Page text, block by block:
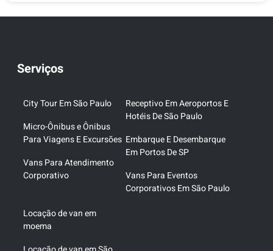
Serviços
City Tour Em São Paulo
Micro-Ônibus e Ônibus
Para Viagens E Excursões
Vans Para Atendimento
Corporativo
Receptivo Em Aeroportos E
Hotéis De São Paulo
Embarque E Desembarque
Em Portos De SP
Vans Para Eventos
Corporativos Em São Paulo
Locação de van em
moema